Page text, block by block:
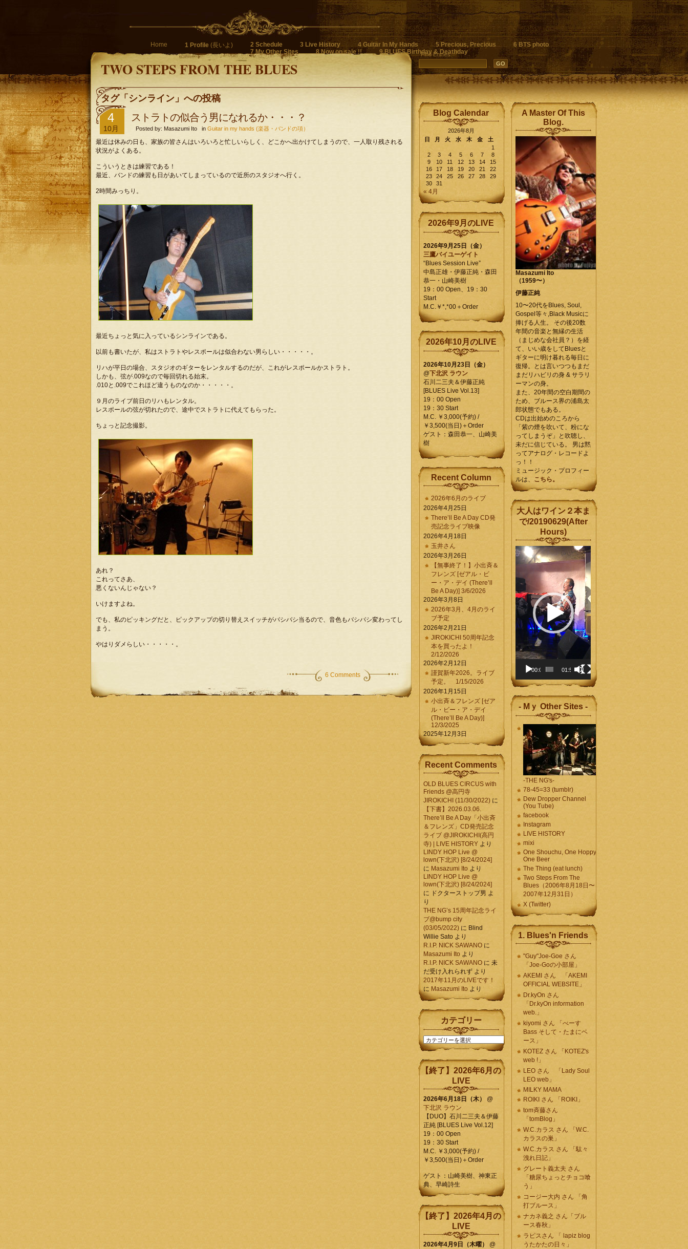
Home 1 Profile (長いよ) 2 Schedule 3 Live History 4 Guitar In My Hands 5 Precious, Precious
6 BTS photo
7 My Other Sites
8 Now on sale !! 9 BLUES Birthday & Deathday
TWO STEPS FROM THE BLUES
Find Entries
タグ「シンライン」への投稿
4
10月
ストラトの似合う男になれるか・・・？
Posted by: Masazumi Ito in Guitar in my hands (楽器・バンドの項）
最近は休みの日も、家族の皆さんはいろいろと忙しいらしく、どこかへ出かけてしまうので、一人取り残される
状況がよくある。
こういうときは練習である！
最近、バンドの練習も日があいてしまっているので近所のスタジオへ行く。
2時間みっちり。
最近ちょっと気に入っているシンラインである。
以前も書いたが、私はストラトやレスポールは似合わない男らしい・・・・・。
リハが平日の場合、スタジオのギターをレンタルするのだが、これがレスポールかストラト。
しかも、弦が.009なので毎回切れる始末。
.010と.009でこれほど違うものなのか・・・・・。
９月のライブ前日のリハもレンタル。
レスポールの弦が切れたので、途中でストラトに代えてもらった。
ちょっと記念撮影。
あれ？
これってさあ、
悪くないんじゃない？
いけますよね。
でも、私のピッキングだと、ピックアップの切り替えスイッチがバシバシ当るので、音色もバシバシ変わってし
まう。
やはりダメらしい・・・・・。
6 Comments
Blog Calendar
2026年8月
日
月 火 水 木 金
土
1
2
3 4 5 6 7
8
9
10 11 12 13 14
15
16
17 18 19 20 21
22
23
24 25 26 27 28
29
30
31
« 4月
2026年9月のLIVE
2026年9月25日（金）
三鷹バイユーゲイト
“Blues Session Live”
中島正雄・伊藤正純・森田
恭一・山崎美樹
19：00 Open、19：30
Start
M.C.￥*,*00＋Order
2026年10月のLIVE
2026年10月23日（金）
@下北沢 ラウン
石川二三夫＆伊藤正純
[BLUES Live Vol.13]
19：00 Open
19：30 Start
M.C. ￥3,000(予約) /
￥3,500(当日)＋Order
ゲスト：森田恭一、山崎美
樹
Recent Column
2026年6月のライブ
2026年4月25日
There’ll Be A Day CD発
売記念ライブ映像
2026年4月18日
玉井さん
2026年3月26日
【無事終了！】小出斉＆
フレンズ [ゼアル・ビ
ー・ア・デイ (There’ll
Be A Day)] 3/6/2026
2026年3月8日
2026年3月、4月のライ
ブ予定
2026年2月21日
JIROKICHI 50周年記念
本を買ったよ！
2/12/2026
2026年2月12日
謹賀新年2026。ライブ
予定。 1/15/2026
2026年1月15日
小出斉＆フレンズ [ゼア
ル・ビー・ア・デイ
(There’ll Be A Day)]
12/3/2025
2025年12月3日
Recent Comments
OLD BLUES CIRCUS with
Friends @高円寺
JIROKICHI (11/30/2022) に
【下書】2026.03.06.
There’ll Be A Day「小出斉
＆フレンズ」CD発売記念
ライブ @JIROKICHI(高円
寺) | LIVE HISTORY より
LINDY HOP Live @
lown(下北沢) [8/24/2024]
に Masazumi Ito より
LINDY HOP Live @
lown(下北沢) [8/24/2024]
に ドクターストップ男 よ
り
THE NG’s 15周年記念ライ
ブ@bump city
(03/05/2022) に Blind
Willie Sato より
R.I.P. NICK SAWANO に
Masazumi Ito より
R.I.P. NICK SAWANO に 未
だ受け入れられず より
2017年11月のLIVEです！
に Masazumi Ito より
カテゴリー
カ
テ
リ
ー
【終了】2026年6月の
LIVE
2026年6月18日（木）
@
下北沢 ラウン
【DUO】石川二三夫＆伊藤
正純 [BLUES Live Vol.12]
19：00 Open
19：30 Start
M.C. ￥3,000(予約) /
￥3,500(当日)＋Order
ゲスト：山崎美樹、神東正
典、早崎詩生
【終了】2026年4月の
LIVE
2026年4月9日（木曜）
@
A Master Of This
Blog.
Masazumi Ito
（1959〜）
伊藤正純
10〜20代をBlues, Soul,
Gospel等々,Black Musicに
捧げる人生。 その後20数
年間の音楽と無縁の生活
（まじめな会社員？）を経
て、いい歳をしてBluesと
ギターに明け暮れる毎日に
復帰。とは言いつつもまだ
まだリハビリの身 & サラリ
ーマンの身。
また、20年間の空白期間の
ため、ブルース界の浦島太
郎状態でもある。
CDは出始めのころから
「紫の煙を吹いて、粉にな
ってしまうぞ」と吹聴し、
未だに信じている。 男は黙
ってアナログ・レコードよ
っ！！
ミュージック・プロフィー
ルは、 こちら。
大人はワイン２本ま
で/20190629(After
Hours)
動
画
レ
ー
ヤ
ー
00:00 01:58
- Mｙ Other Sites -
-THE NG's-
78-45=33 (tumblr)
Dew Dropper Channel
(You Tube)
facebook
Instagram
LIVE HISTORY
mixi
One Shouchu, One Hoppy.
One Beer
The Thing (eat lunch)
Two Steps From The
Blues（2006年8月18日〜
2007年12月31日）
X (Twitter)
1. Blues'n Friends
"Guy"Joe-Goe さん
「Joe-Goの小部屋」
AKEMI さん 「AKEMI
OFFICIAL WEBSITE」
Dr.kyOn さん
「Dr.kyOn information
web.」
kiyomi さん 「べーす
Bass そして・たまにベ
ース」
KOTEZ さん 「KOTEZ's
web !」
LEO さん 「Lady Soul
LEO web」
MILKY MAMA
ROIKI さん 「ROIKI」
tom斉藤さん
「tomBlog」
W.C.カラス さん 「W.C.
カラスの巣」
W.C.カラス さん 「駄々
洩れ日記」
グレート義太夫 さん
「糖尿ちょっとチョコ喰
う」
コージー大内 さん 「角
打ブルース」
ナカネ義之 さん「ブル
ース春秋」
ラピスさん 「 lapiz blog
うたかたの日々」